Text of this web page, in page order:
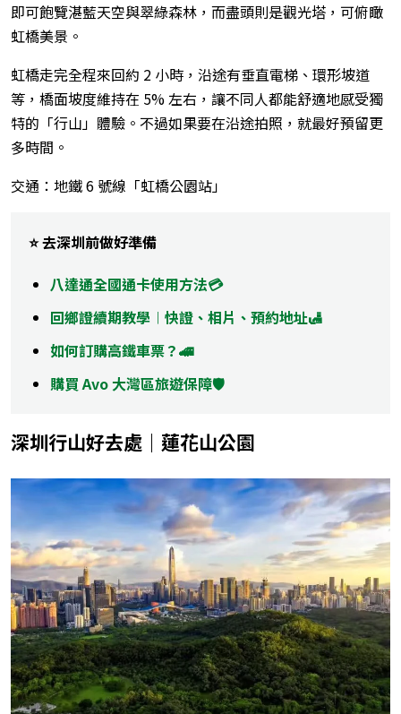
即可飽覽湛藍天空與翠綠森林，而盡頭則是觀光塔，可俯瞰
虹橋美景。
虹橋走完全程來回約 2 小時，沿途有垂直電梯、環形坡道
等，橋面坡度維持在 5% 左右，讓不同人都能舒適地感受獨
特的「行山」體驗。不過如果要在沿途拍照，就最好預留更
多時間。
交通：地鐵 6 號線「虹橋公園站」
⭐️ 去深圳前做好準備
八達通全國通卡使用方法💳
回鄉證續期教學︱快證、相片、預約地址🛃
如何訂購高鐵車票？🚄
購買 Avo 大灣區旅遊保障🛡️
深圳行山好去處｜蓮花山公園